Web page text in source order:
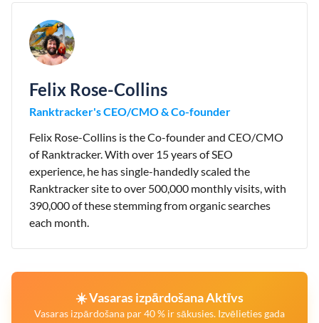
Felix Rose-Collins
Ranktracker's CEO/CMO & Co-founder
Felix Rose-Collins is the Co-founder and CEO/CMO
of Ranktracker. With over 15 years of SEO
experience, he has single-handedly scaled the
Ranktracker site to over 500,000 monthly visits, with
390,000 of these stemming from organic searches
each month.
☀️ Vasaras izpārdošana Aktīvs
Vasaras izpārdošana par 40 % ir sākusies. Izvēlieties gada